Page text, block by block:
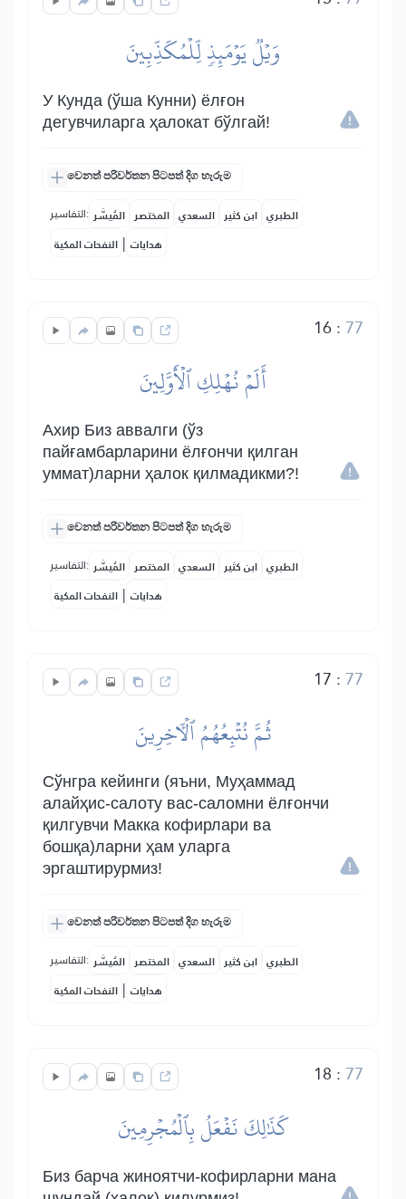
وَيۡلٞ يَوۡمَئِذٖ لِّلۡمُكَذِّبِينَ
У Кунда (ўша Кунни) ёлғон
дегувчиларга ҳалокат бўлгай!
වෙනත් පරිවර්තන පිටපත් දිග හැරුම
التفاسير: المُيسَّر المختصر السعدي ابن كثير الطبري
النفحات المكية | هدايات
16: 77
أَلَمۡ نُهۡلِكِ ٱلۡأَوَّلِينَ
Ахир Биз аввалги (ўз
пайғамбарларини ёлғончи қилган
уммат)ларни ҳалок қилмадикми?!
වෙනත් පරිවර්තන පිටපත් දිග හැරුම
التفاسير: المُيسَّر المختصر السعدي ابن كثير الطبري
النفحات المكية | هدايات
17 : 77
ثُمَّ نُتۡبِعُهُمُ ٱلۡأٓخِرِينَ
Сўнгра кейинги (яъни, Муҳаммад
алайҳис-салоту вас-саломни ёлғончи
қилгувчи Макка кофирлари ва
бошқа)ларни ҳам уларга
эргаштирурмиз!
වෙනත් පරිවර්තන පිටපත් දිග හැරුම
التفاسير: المُيسَّر المختصر السعدي ابن كثير الطبري
النفحات المكية | هدايات
18 : 77
كَذَٰلِكَ نَفۡعَلُ بِٱلۡمُجۡرِمِينَ
Биз барча жиноятчи-кофирларни мана